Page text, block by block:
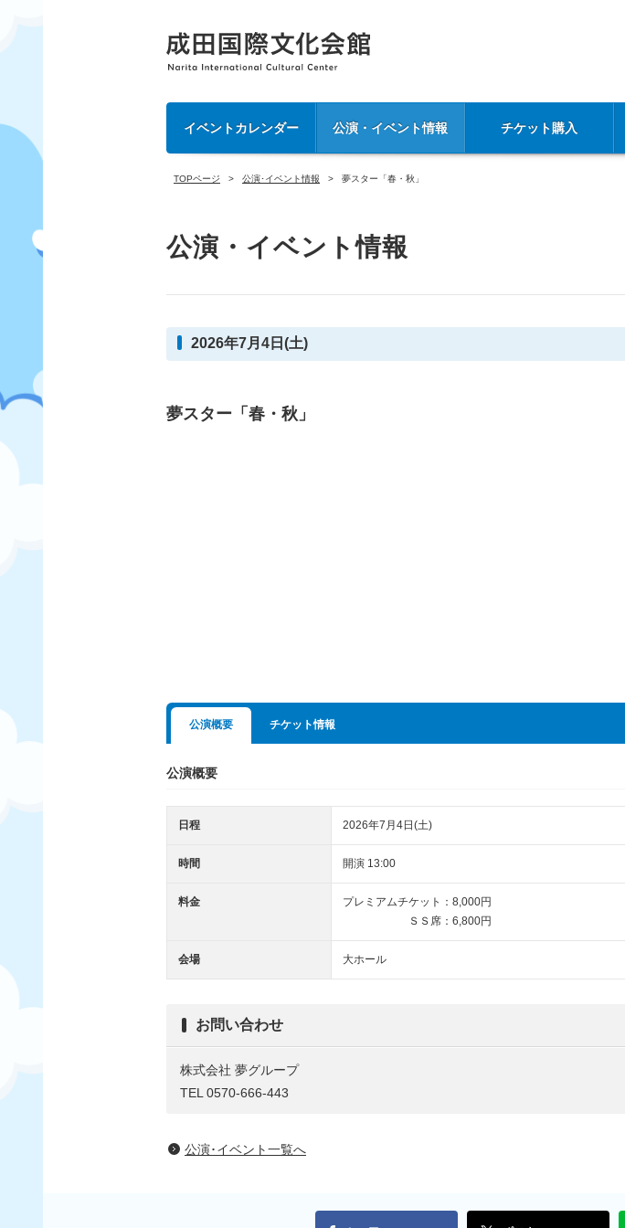
イベントカレンダー 公演・イベント情報 チケット購入
TOPページ 公演･イベント情報 夢スター「春・秋」
公演・イベント情報
2026年7月4日(土)
夢スター「春・秋」
公演概要 チケット情報
公演概要
日程 2026年7月4日(土)
時間 開演 13:00
料金
プレミアムチケット：8,000円
ＳＳ席：6,800円
会場 大ホール
お問い合わせ
株式会社 夢グループ
TEL 0570-666-443
公演･イベント一覧へ